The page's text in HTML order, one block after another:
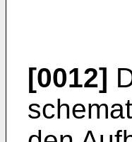
[0012]